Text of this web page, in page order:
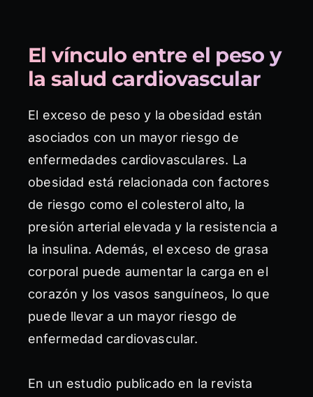
El vínculo entre el peso y
la salud cardiovascular
El exceso de peso y la obesidad están
asociados con un mayor riesgo de
enfermedades cardiovasculares. La
obesidad está relacionada con factores
de riesgo como el colesterol alto, la
presión arterial elevada y la resistencia a
la insulina. Además, el exceso de grasa
corporal puede aumentar la carga en el
corazón y los vasos sanguíneos, lo que
puede llevar a un mayor riesgo de
enfermedad cardiovascular.
En un estudio publicado en la revista